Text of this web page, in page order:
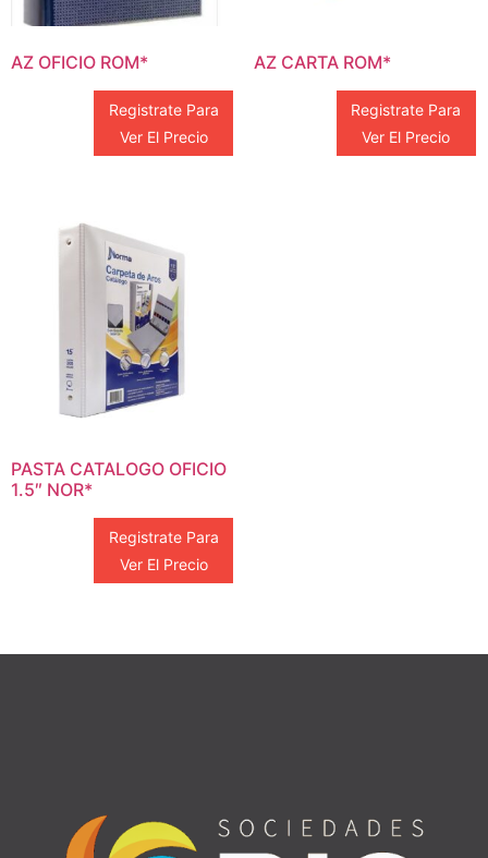
AZ OFICIO ROM*
Registrate Para
Ver El Precio
AZ CARTA ROM*
Registrate Para
Ver El Precio
PASTA CATALOGO OFICIO
1.5″ NOR*
Registrate Para
Ver El Precio